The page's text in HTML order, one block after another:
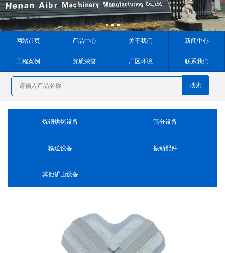
网站首页 产品中心 关于我们 新闻中心
工程案例 资质荣誉 厂区环境 联系我们
炼钢烘烤设备 筛分设备
输送设备 振动配件
其他矿山设备